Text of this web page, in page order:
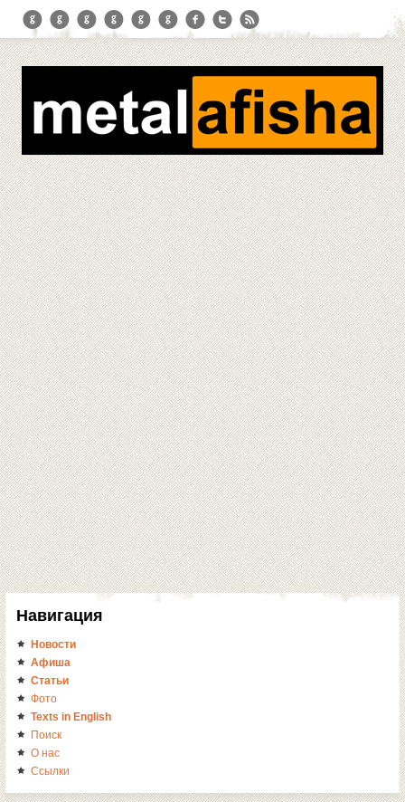
Навигация
Новости
Афиша
Статьи
Фото
Texts in English
Поиск
О нас
Ссылки